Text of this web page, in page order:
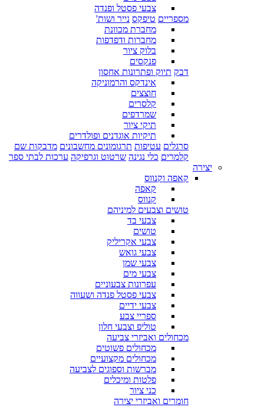
צבעי פסטל ופנדה
מספריים טיפקס נייר ושות'
מחברת מכוונת
מחברות ודפדפות
בלוק ציור
פנקסים
דבק תיוק ופתרונות אחסון
אינדקס והרמוניקה
חוצצים
קלסרים
שמרדפים
תיקי ציור
תיקיות אוגדנים ופולדרים
סרגלים עטיפות תרגומונים מחשבונים מדבקות שם
קלמרים כלי נגינה שרטוט וגרפיקה ערכות לבתי ספר
יצירה
קאפה וקנווס
קאפה
קנווס
טושים וצבעים למיניהם
צבעי בד
טושים
צבעי אקריליק
צבעי גואש
צבעי שמן
צבעי מים
עפרונות צבעוניים
צבעי פסטל פנדה ושעווה
צבעי ידיים
ספריי צבע
טוליפ וצבעי חלון
מכחולים ואביזרי צביעה
מכחולים פשוטים
מכחולים מקצועיים
מברשות וספוגים לצביעה
פלטות ומיכלים
כני ציור
חומרים ואביזרי יצירה